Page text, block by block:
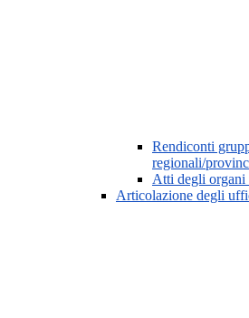
Rendiconti
regionali/
Atti degli
Articolazione degli